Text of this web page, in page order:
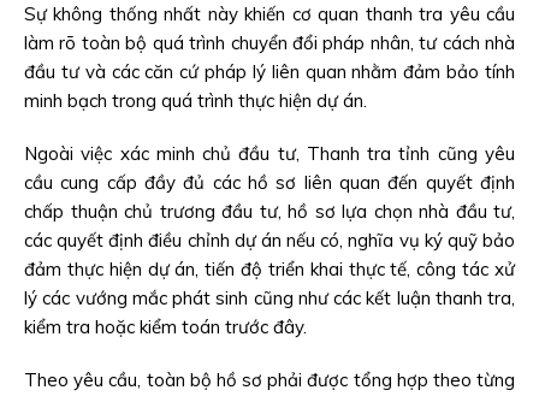
Sự không thống nhất này khiến cơ quan thanh tra yêu cầu
làm rõ toàn bộ quá trình chuyển đổi pháp nhân, tư cách nhà
đầu tư và các căn cứ pháp lý liên quan nhằm đảm bảo tính
minh bạch trong quá trình thực hiện dự án.
Ngoài việc xác minh chủ đầu tư, Thanh tra tỉnh cũng yêu
cầu cung cấp đầy đủ các hồ sơ liên quan đến quyết định
chấp thuận chủ trương đầu tư, hồ sơ lựa chọn nhà đầu tư,
các quyết định điều chỉnh dự án nếu có, nghĩa vụ ký quỹ bảo
đảm thực hiện dự án, tiến độ triển khai thực tế, công tác xử
lý các vướng mắc phát sinh cũng như các kết luận thanh tra,
kiểm tra hoặc kiểm toán trước đây.
Theo yêu cầu, toàn bộ hồ sơ phải được tổng hợp theo từng